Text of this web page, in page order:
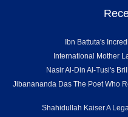
Ibn Battuta's
International Mother
Nasir Al-Din Al-Tusi's
Jibanananda Das The Poet Who
Shahidullah Kaiser A